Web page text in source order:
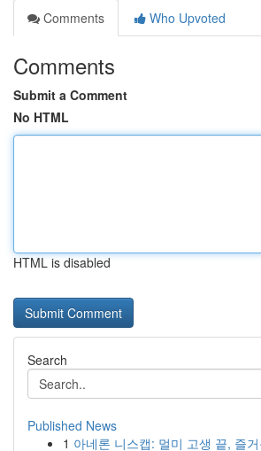
Comments
Who Upvoted
Comments
Submit a Comment
No HTML
HTML is disabled
Search
Published News
1 아네론 니스캡: 멀미 고생 끝, 즐